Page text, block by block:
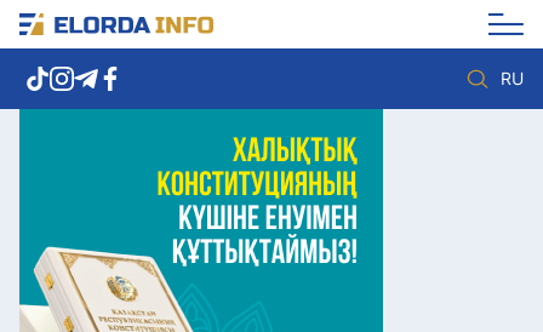
RU
Елорда жаңалықтары
Көзқарас
Саясат
Видео
Әлеумет
Экономика